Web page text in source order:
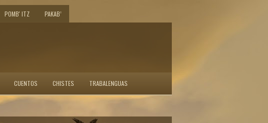
POMB' ITZ PAKAB’
CUENTOS CHISTES TRABALENGUAS